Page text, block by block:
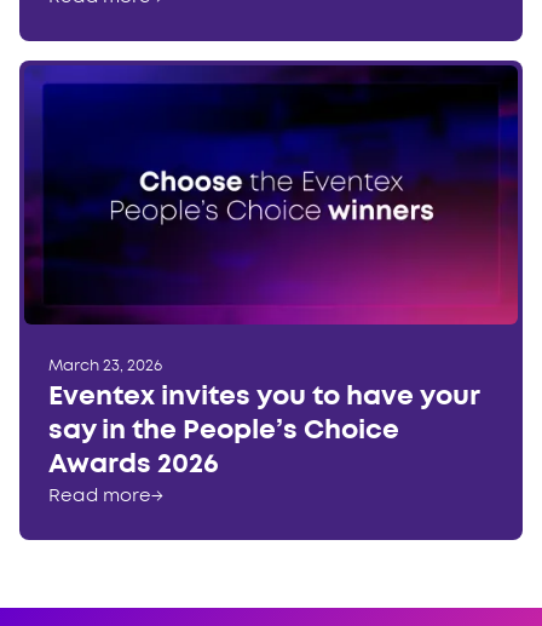
March 23, 2026
Eventex invites you to have your
say in the People’s Choice
Awards 2026
Read more→